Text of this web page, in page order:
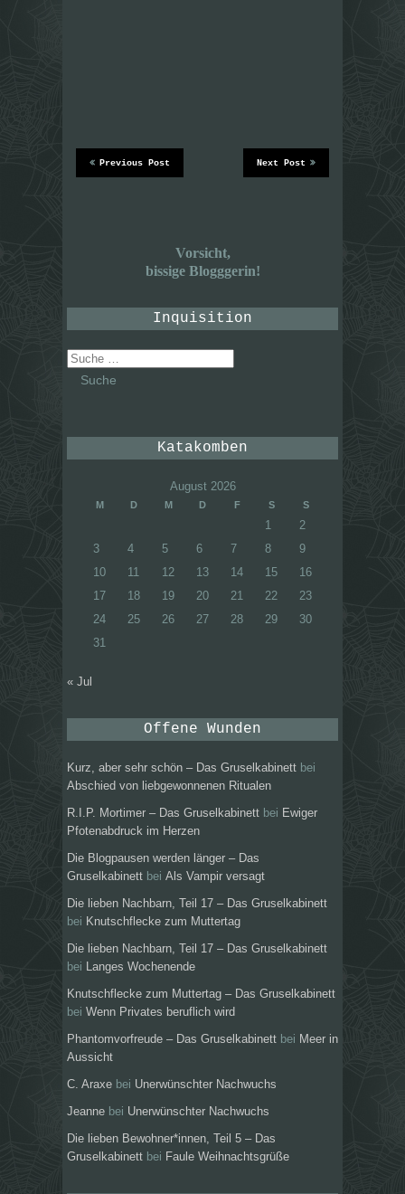
Next Post
Previous Post
Vorsicht,
bissige Blogggerin!
Inquisition
Suche
nach:
Katakomben
August 2026
M D M D F S S
1
2
3
4 5 6 7 8
9
10
11 12 13 14 15
16
17
18 19 20 21 22
23
24
25 26 27 28 29
30
31
« Jul
Offene Wunden
Kurz, aber sehr schön – Das Gruselkabinett bei
Abschied von liebgewonnenen Ritualen
R.I.P. Mortimer – Das Gruselkabinett bei Ewiger
Pfotenabdruck im Herzen
Die Blogpausen werden länger – Das
Gruselkabinett bei Als Vampir versagt
Die lieben Nachbarn, Teil 17 – Das Gruselkabinett
bei Knutschflecke zum Muttertag
Die lieben Nachbarn, Teil 17 – Das Gruselkabinett
bei
Langes Wochenende
Knutschflecke zum Muttertag – Das Gruselkabinett
bei Wenn Privates beruflich wird
Phantomvorfreude – Das Gruselkabinett bei Meer in
Aussicht
C. Araxe bei Unerwünschter Nachwuchs
Jeanne bei Unerwünschter Nachwuchs
Die lieben Bewohner*innen, Teil 5 – Das
Gruselkabinett bei Faule Weihnachtsgrüße